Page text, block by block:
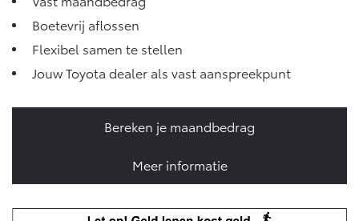
Vanaf € 89.986,-
Boetevrij aflossen
Flexibel samen te stellen
Jouw Toyota dealer als vast aanspreekpunt
Bereken je maandbedrag
Meer informatie